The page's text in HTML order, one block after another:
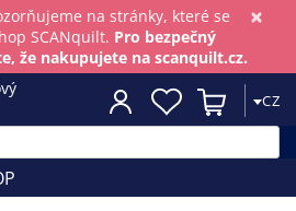
×
na stránky, které se
SCANquilt. Pro bezpečný
že nakupujete na scanquilt.cz.
CZ